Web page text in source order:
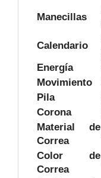
Manecillas
Calendario
Energía
Movimiento
Pila
Corona
Material de
Correa
Color de
Correa